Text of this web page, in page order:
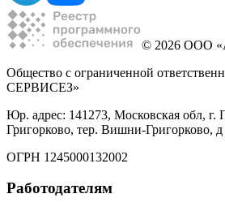
© 2026 ООО
Общество с ограниченной
СЕРВИСЕЗ»
Юр. адрес: 141273, Московская обл, г.
Григорково, тер. Вишни-Григорково, д
ОГРН 1245000132002
Работодателям